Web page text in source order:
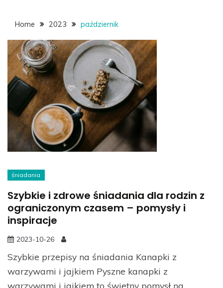
Home 2023 październik
śniadania
Szybkie i zdrowe śniadania dla rodzin z
ograniczonym czasem – pomysły i
inspiracje
2023-10-26
Szybkie przepisy na śniadania Kanapki z
warzywami i jajkiem Pyszne kanapki z
warzywami i jajkiem to świetny pomysł na